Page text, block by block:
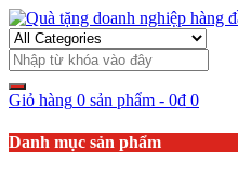
Giỏ hàng 0 sản phẩm - 0₫ 0
Danh mục sản phẩm